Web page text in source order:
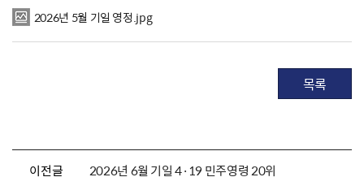
2026년 5월 기일 영정.jpg
목록
이전글 2026년 6월 기일 4·19 민주영령 20위